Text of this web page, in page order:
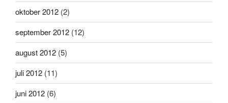
oktober 2012 (2)
september 2012 (12)
august 2012 (5)
juli 2012 (11)
juni 2012 (6)